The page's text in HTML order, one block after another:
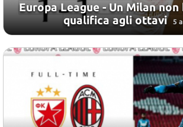
Europa League - Un Milan
qualifica agli ottavi 5